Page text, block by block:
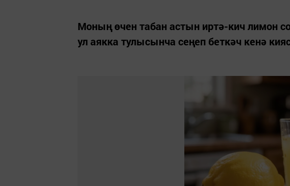
Моның өчен табан астын иртә-кич лимон
ул аякка тулысынча сеңеп беткәч кенә